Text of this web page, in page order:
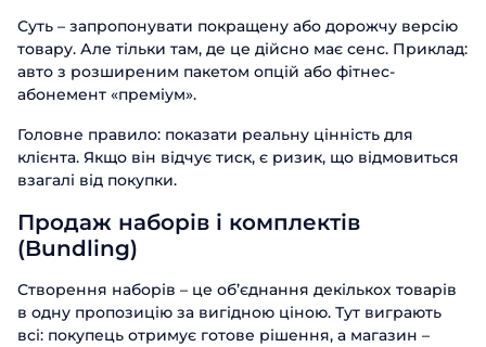
Суть – запропонувати покращену або дорожчу версію
товару. Але тільки там, де це дійсно має сенс. Приклад:
авто з розширеним пакетом опцій або фітнес-
абонемент «преміум».
Головне правило: показати реальну цінність для
клієнта. Якщо він відчує тиск, є ризик, що відмовиться
взагалі від покупки.
Продаж наборів і комплектів
(Bundling)
Створення наборів – це об’єднання декількох товарів
в одну пропозицію за вигідною ціною. Тут виграють
всі: покупець отримує готове рішення, а магазин –